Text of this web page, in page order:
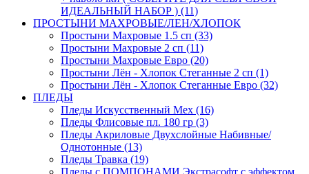
ИДЕАЛЬНЫЙ НАБОР ) (11)
ПРОСТЫНИ МАХРОВЫЕ/ЛЕН/ХЛОПОК
Простыни Махровые 1.5 сп (33)
Простыни Махровые 2 сп (11)
Простыни Махровые Евро (20)
Простыни Лён - Хлопок Стеганные 2 сп (1)
Простыни Лён - Хлопок Стеганные Евро (32)
ПЛЕДЫ
Пледы Искусственный Мех (16)
Пледы Флисовые пл. 180 гр (3)
Пледы Акриловые Двухслойные Набивные/
Однотонные (13)
Пледы Травка (19)
Пледы с ПОМПОНАМИ Экстрасофт с эффектом